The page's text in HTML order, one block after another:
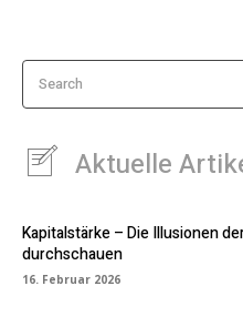
Search
Aktuelle
Kapitalstärke – Die Illusionen
durchschauen
16. Februar 2026